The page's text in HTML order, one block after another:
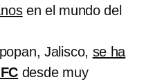
en el mundo del
Jalisco, se ha
desde muy